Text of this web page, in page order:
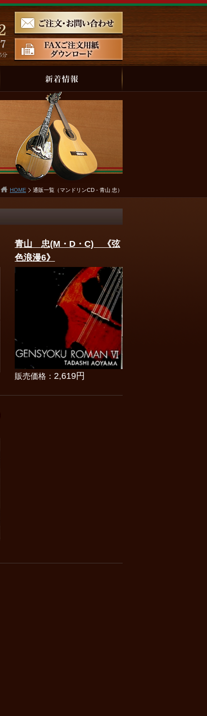
HOME 通販一覧（マンドリンCD - 青山 忠）
青山 忠(M・D・C) 《弦
色浪漫6》
販売価格： 2,619円